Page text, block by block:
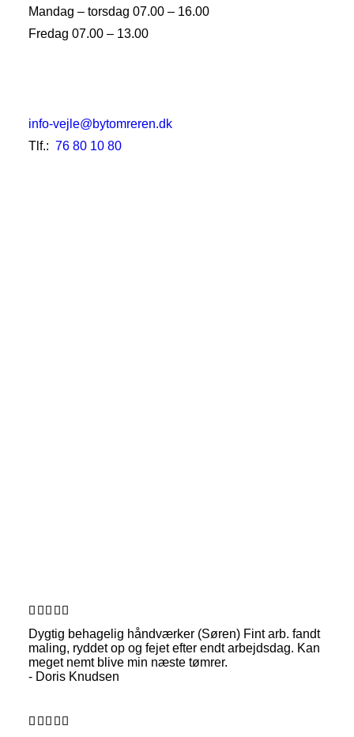
Mandag – torsdag 07.00 – 16.00
Fredag 07.00 – 13.00
info-vejle@bytomreren.dk
Tlf.: 76 80 10 80
Dygtig behagelig håndværker (Søren) Fint arb. fandt
maling, ryddet op og fejet efter endt arbejdsdag. Kan
meget nemt blive min næste tømrer.
- Doris Knudsen